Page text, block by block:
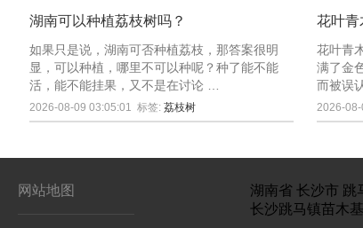
湖南可以种植荔枝树吗？
如果只是说，湖南可否种植荔枝，那答案很明
显，可以种植，哪里不可以种呢？种了能不能
活，能不能挂果，又不是在讨论 …
2026-08-09 03:05:01 标签:荔枝树
花叶青
花叶青
满了金
而被误
2026-
网站地图 湖南省 长沙市 跳
长沙跳马镇苗木